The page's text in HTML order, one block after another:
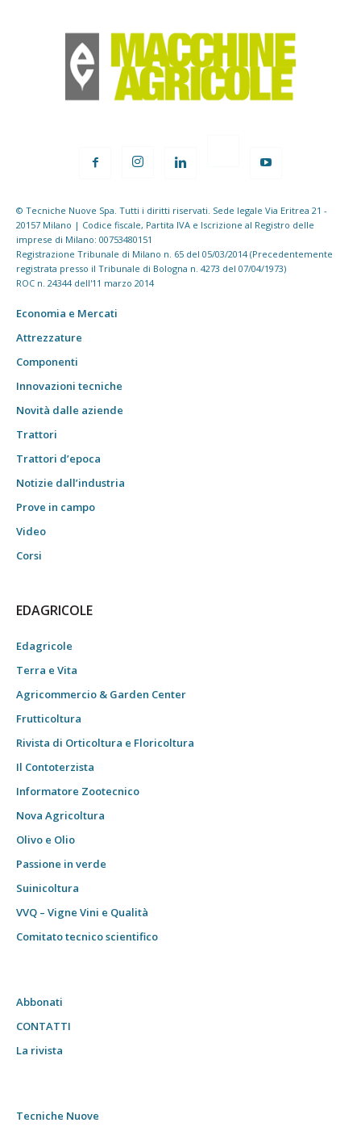
© Tecniche Nuove Spa. Tutti i diritti riservati. Sede legale Via Eritrea 21 -
20157 Milano | Codice fiscale, Partita IVA e Iscrizione al Registro delle
imprese di Milano: 00753480151
Registrazione Tribunale di Milano n. 65 del 05/03/2014 (Precedentemente
registrata presso il Tribunale di Bologna n. 4273 del 07/04/1973)
ROC n. 24344 dell'11 marzo 2014
Economia e Mercati
Attrezzature
Componenti
Innovazioni tecniche
Novità dalle aziende
Trattori
Trattori d’epoca
Notizie dall’industria
Prove in campo
Video
Corsi
EDAGRICOLE
Edagricole
Terra e Vita
Agricommercio & Garden Center
Frutticoltura
Rivista di Orticoltura e Floricoltura
Il Contoterzista
Informatore Zootecnico
Nova Agricoltura
Olivo e Olio
Passione in verde
Suinicoltura
VVQ – Vigne Vini e Qualità
Comitato tecnico scientifico
Abbonati
CONTATTI
La rivista
Tecniche Nuove